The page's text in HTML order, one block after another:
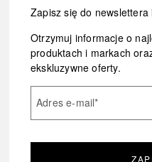
Zapisz się do
Otrzymuj informacje o
produktach i markach
ekskluzywne oferty.
Adres e-mail*